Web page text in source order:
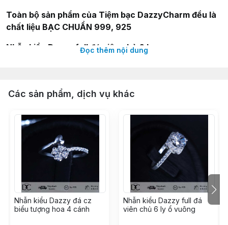
Toàn bộ sản phẩm của Tiệm bạc DazzyCharm đều là
chất liệu BẠC CHUẨN 999, 925
Nhẫn kiểu Dazzy full đá viên chủ 6 ly
-- Nhẫn kiểu Dazzy full đá viên chủ 6 ly
-- Size nhẫn: 17mm
-- Chất liệu: Nhẫn được làm từ bạc nguyên chất, kết
hợp hội bạc cao cấp
-- Thiết kế: Tỉ mỉ, cá tính và thời trang, dễ dàng phối
Đọc thêm nội dung
Các sản phẩm, dịch vụ khác
Nhẫn kiểu Dazzy đá cz
biểu tượng hoa 4 cánh
Nhẫn kiểu Dazzy full đá
viên chủ 6 ly ổ vuông